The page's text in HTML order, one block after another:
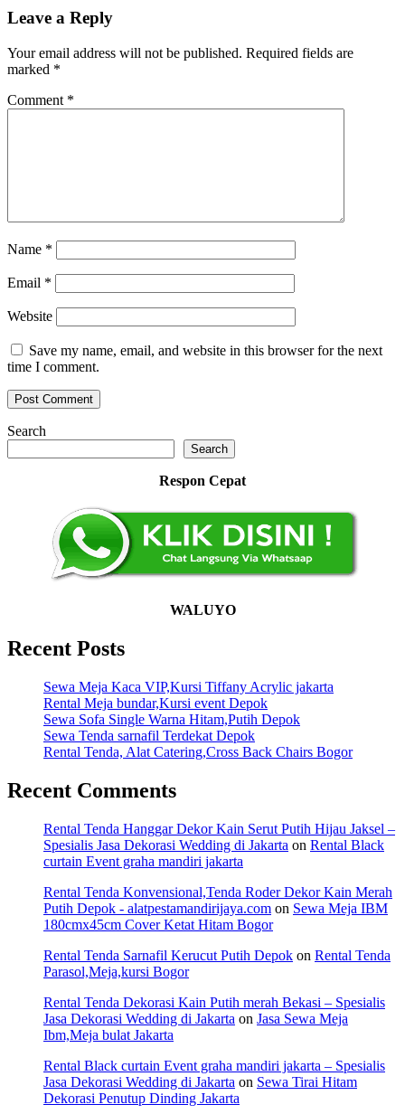
Leave a Reply
Your email address will not be published. Required fields are
marked *
Comment *
Name *
Email *
Website
Save my name, email, and website in this browser for the next
time I comment.
Search
Search
Respon Cepat
WALUYO
Recent Posts
Sewa Meja Kaca VIP,Kursi Tiffany Acrylic jakarta
Rental Meja bundar,Kursi event Depok
Sewa Sofa Single Warna Hitam,Putih Depok
Sewa Tenda sarnafil Terdekat Depok
Rental Tenda, Alat Catering,Cross Back Chairs Bogor
Recent Comments
Rental Tenda Hanggar Dekor Kain Serut Putih Hijau Jaksel –
Spesialis Jasa Dekorasi Wedding di Jakarta on Rental Black
curtain Event graha mandiri jakarta
Rental Tenda Konvensional,Tenda Roder Dekor Kain Merah
Putih Depok - alatpestamandirijaya.com on Sewa Meja IBM
180cmx45cm Cover Ketat Hitam Bogor
Rental Tenda Sarnafil Kerucut Putih Depok on Rental Tenda
Parasol,Meja,kursi Bogor
Rental Tenda Dekorasi Kain Putih merah Bekasi – Spesialis
Jasa Dekorasi Wedding di Jakarta on Jasa Sewa Meja
Ibm,Meja bulat Jakarta
Rental Black curtain Event graha mandiri jakarta – Spesialis
Jasa Dekorasi Wedding di Jakarta on Sewa Tirai Hitam
Dekorasi Penutup Dinding Jakarta